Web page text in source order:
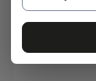
Pomiń galerię zdjęć